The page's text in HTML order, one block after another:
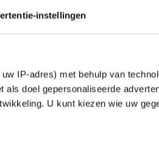
instellingen
IP-adres) met behulp van
doel gepersonaliseerde
U kunt kiezen wie uw